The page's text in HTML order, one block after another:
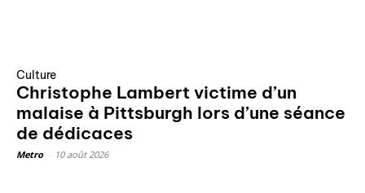
Culture
Christophe Lambert victime d’un
malaise à Pittsburgh lors d’une séance
de dédicaces
Metro 10 août 2026